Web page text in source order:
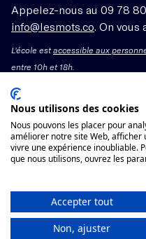
Appelez-nous au 09 78
info@lesmots.co . On vous
L'école estaccessible aux
entre 10h et 18h.
Mentions légales –
Organisme de formation
11755662775 auprès du
Voir les conditions
Nous utilisons des cookies
Nous pouvons les placer pour
améliorer notre site Web, afficher
vivre une expérience inoubliable.
que nous utilisons, ouvrez les
Accepter tout
Non, ajuster